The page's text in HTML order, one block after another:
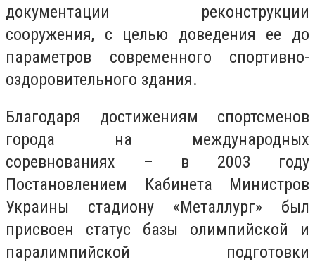
документации реконструкции
сооружения, с целью доведения ее до
параметров современного спортивно-
оздоровительного здания.
Благодаря достижениям спортсменов
города на международных
соревнованиях – в 2003 году
Постановлением Кабинета Министров
Украины стадиону «Металлург» был
присвоен статус базы олимпийской и
паралимпийской подготовки